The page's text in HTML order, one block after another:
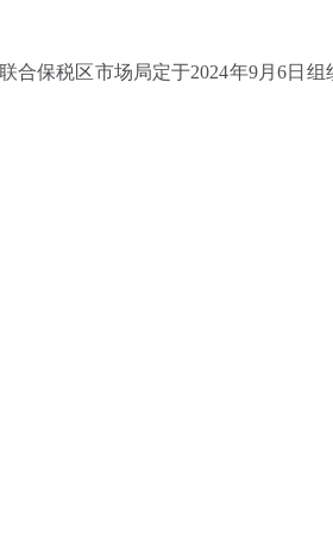
保税区市场局定于2024年9月6日组